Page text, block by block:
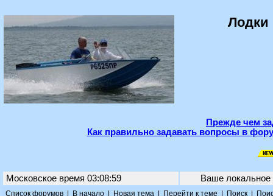
Лодки
Прежде чем
Как правильно задавать вопросы в
Московское время 03:08:59 Ваше
Список форумов В начало Новая тема Перейти к теме Поиск